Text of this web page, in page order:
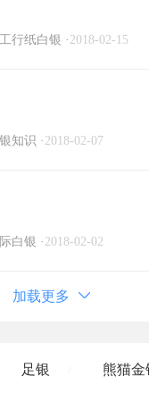
工行纸白银 · 2018-02-15
知识 · 2018-02-07
白银 · 2018-02-02
加载更多
足银 熊猫金